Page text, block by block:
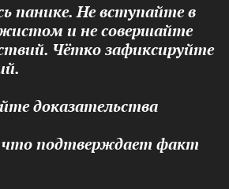
панике. Не вступайте в
и не совершайте
Чётко зафиксируйте
доказательства
что подтверждает факт